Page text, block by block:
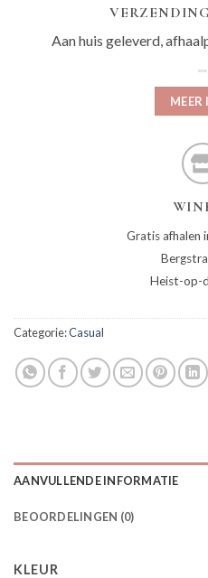
Aan huis geleverd,
MEER
Gratis afhalen
Heist-op-
Categorie:Casual
AANVULLENDE INFORMATIE
BEOORDELINGEN (0)
KLEUR